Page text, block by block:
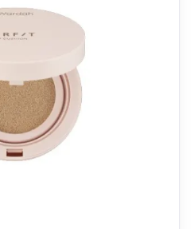
foundation kerana
kemasan